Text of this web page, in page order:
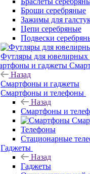
Броши серебряные
Зажимы для
Цепи серебряные
Подвески
Футляры для ювелирных
Назад
Смартфоны и гаджеты
Смартфоны и телефоны
Назад
Смартфоны и
Телефоны
Стационарные
Гаджеты
Назад
Гаджеты